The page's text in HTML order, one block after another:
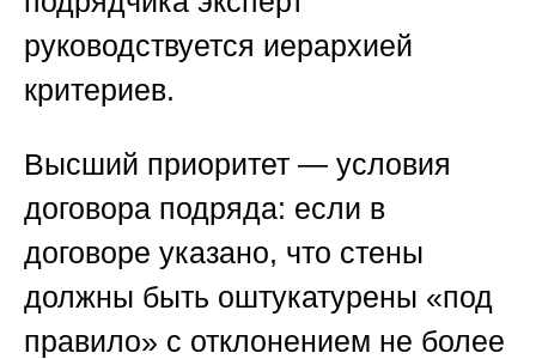
руководствуется иерархией
критериев.
Высший приоритет — условия
договора подряда: если в
договоре указано, что стены
должны быть оштукатурены «под
правило» с отклонением не более